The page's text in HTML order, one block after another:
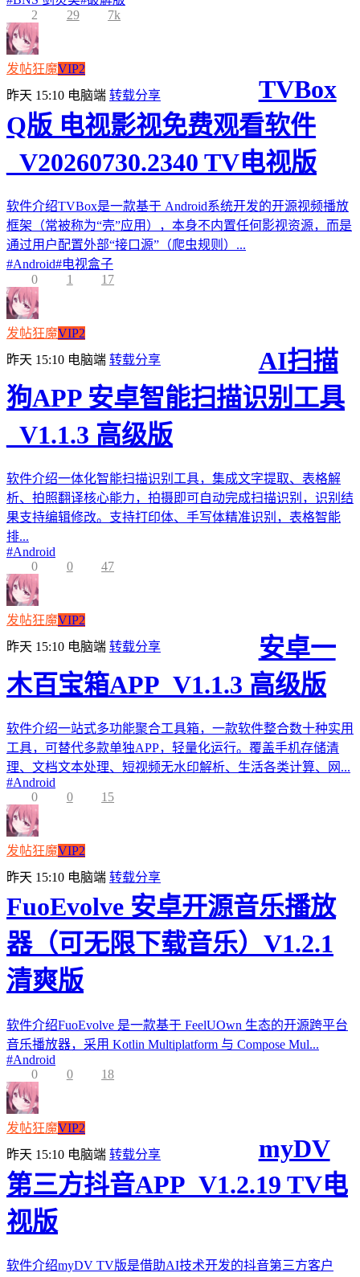
2
29 7k
发帖狂魔VIP2
昨天 15:10 电脑端 转载分享
TVBox
Q版 电视影视免费观看软件
_V20260730.2340 TV电视版
软件介绍TVBox是一款基于 Android系统开发的开源视频播放
框架（常被称为“壳”应用），本身不内置任何影视资源，而是
通过用户配置外部“接口源”（爬虫规则）...
#Android#电视盒子
0
1 17
发帖狂魔VIP2
昨天 15:10 电脑端 转载分享
AI扫描
狗APP 安卓智能扫描识别工具
_V1.1.3 高级版
软件介绍一体化智能扫描识别工具，集成文字提取、表格解
析、拍照翻译核心能力，拍摄即可自动完成扫描识别，识别结
果支持编辑修改。支持打印体、手写体精准识别，表格智能
排...
#Android
0
0 47
发帖狂魔VIP2
昨天 15:10 电脑端 转载分享
安卓一
木百宝箱APP_V1.1.3 高级版
软件介绍一站式多功能聚合工具箱，一款软件整合数十种实用
工具，可替代多款单独APP，轻量化运行。覆盖手机存储清
理、文档文本处理、短视频无水印解析、生活各类计算、网...
#Android
0
0 15
发帖狂魔VIP2
昨天 15:10 电脑端 转载分享
FuoEvolve 安卓开源音乐播放
器（可无限下载音乐）V1.2.1
清爽版
软件介绍FuoEvolve 是一款基于 FeelUOwn 生态的开源跨平台
音乐播放器，采用 Kotlin Multiplatform 与 Compose Mul...
#Android
0
0 18
发帖狂魔VIP2
昨天 15:10 电脑端 转载分享
myDV
第三方抖音APP_V1.2.19 TV电
视版
软件介绍myDV TV版是借助AI技术开发的抖音第三方客户